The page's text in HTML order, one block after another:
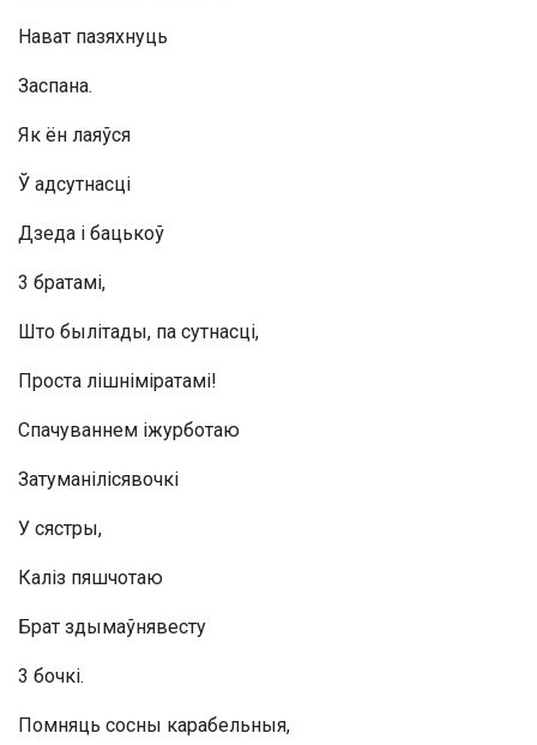
Нават пазяхнуць
Заспана.
Як ён лаяўся
Ў адсутнасці
Дзеда і бацькоў
3 братамі,
Што былітады, па сутнасці,
Проста лішніміратамі!
Спачуваннем іжурботаю
Затуманілісявочкі
У сястры,
Каліз пяшчотаю
Брат здымаўнявесту
3 бочкі.
Помняць сосны карабельныя,